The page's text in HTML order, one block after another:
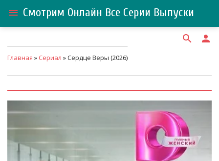
menu Смотрим Онлайн Все Серии Выпуски
search person
Главная » Сериал » Сердце Веры (2026)